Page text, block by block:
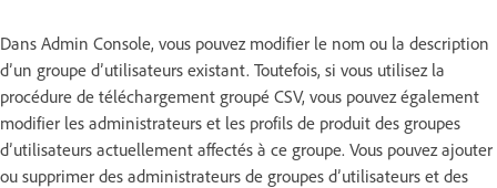
Dans Admin Console, vous pouvez modifier le nom ou la description
d’un groupe d’utilisateurs existant. Toutefois, si vous utilisez la
procédure de téléchargement groupé CSV, vous pouvez également
modifier les administrateurs et les profils de produit des groupes
d’utilisateurs actuellement affectés à ce groupe. Vous pouvez ajouter
ou supprimer des administrateurs de groupes d’utilisateurs et des